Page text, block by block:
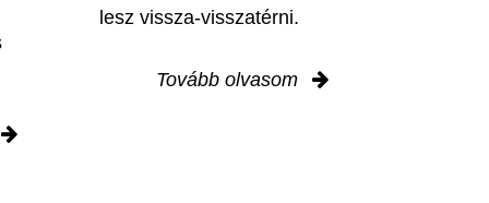
lesz vissza-visszatérni.
Tovább olvasom